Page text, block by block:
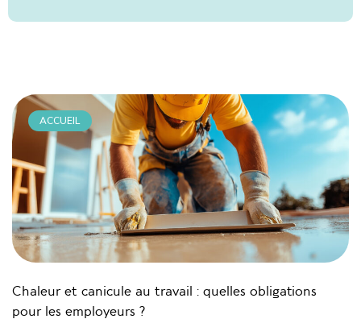
ACCUEIL
Chaleur et canicule au travail : quelles obligations
pour les employeurs ?